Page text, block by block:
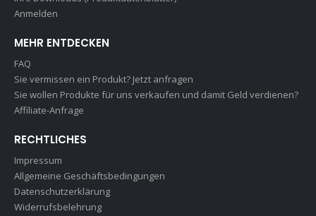
Anmelden
MEHR ENTDECKEN
FAQ
Sie vermissen ein Produkt? Jetzt anfragen
Sie wollen Produkte für uns verkaufen und damit Geld verdienen?
Affiliate-Anfrage
RECHTLICHES
Impressum
Allgemeine Geschäftsbedingungen
Datenschutzerklärung
Widerrufsbelehrung